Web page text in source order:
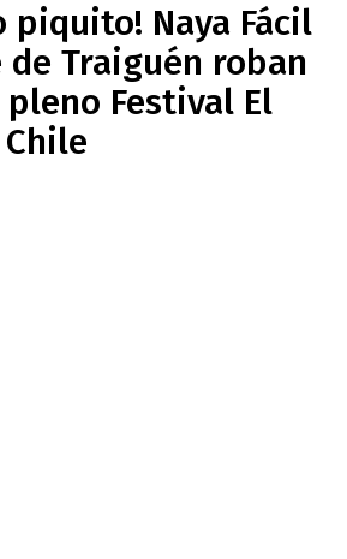
piquito! Naya Fácil
Traiguén roban
Festival El